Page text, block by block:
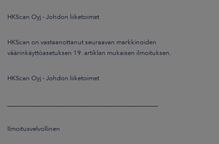
HKScan Oyj - Johdon liiketoimet
HKScan on vastaanottanut seuraavan markkinoiden
väärinkäyttöasetuksen 19. artiklan mukaisen ilmoituksen.
HKScan Oyj - Johdon liiketoimet
Ilmoitusvelvollinen